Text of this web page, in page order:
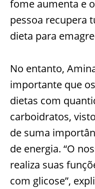
fome aumenta e
pessoa recupera
dieta para
No entanto,
importante que
dietas com
carboidratos,
de suma
de energia. “O
realiza suas
com glicose”,